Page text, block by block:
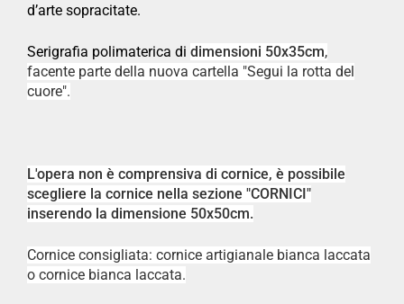
d’arte sopracitate.
Serigrafia polimaterica di dimensioni 50x35cm,
facente parte della nuova cartella "Segui la rotta del
cuore".
L'opera non è comprensiva di cornice, è possibile
scegliere la cornice nella sezione "CORNICI"
inserendo la dimensione 50x50cm.
Cornice consigliata: cornice artigianale bianca laccata
o cornice bianca laccata.